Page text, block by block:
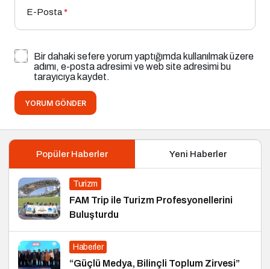
E-Posta*
Bir dahaki sefere yorum yaptığımda kullanılmak üzere
adımı, e-posta adresimi ve web site adresimi bu
tarayıcıya kaydet.
YORUM GÖNDER
Popüler Haberler Yeni Haberler
Turizm
FAM Trip ile Turizm Profesyonellerini
Buluşturdu
Haberler
“Güçlü Medya, Bilinçli Toplum Zirvesi”